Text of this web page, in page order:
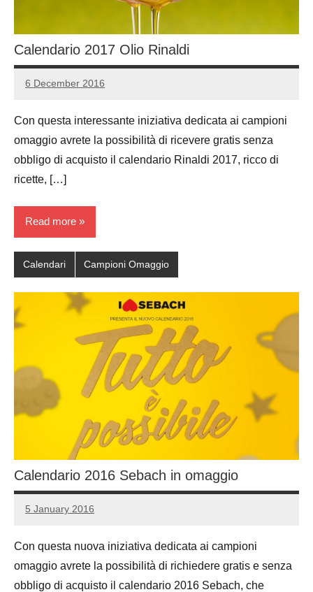
Calendario 2017 Olio Rinaldi
6 December 2016
Luca
No
Con questa interessante iniziativa dedicata ai campioni
omaggio avrete la possibilità di ricevere gratis senza
obbligo di acquisto il calendario Rinaldi 2017, ricco di
ricette, […]
Read more
Calendari Campioni Omaggio
Calendario 2016 Sebach in omaggio
5 January 2016
Luca
No
Con questa nuova iniziativa dedicata ai campioni
omaggio avrete la possibilità di richiedere gratis e senza
obbligo di acquisto il calendario 2016 Sebach, che